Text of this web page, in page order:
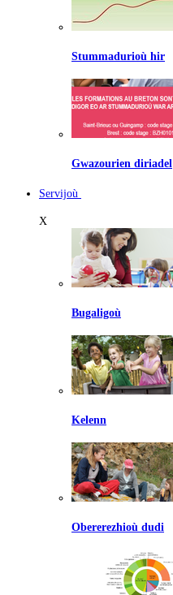
Stummadurioù hir
Gwazourien diriadel
Servijoù
X
Bugaligoù
Kelenn
Obererezhioù dudi